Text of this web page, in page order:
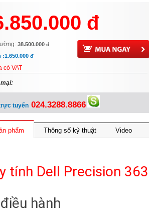
đ
38.500.000 đ
:1.650.000 đ
có VAT
tuyến 024.3288.8866
phẩm Thông số kỹ thuật Video
tính Dell Precision
hành